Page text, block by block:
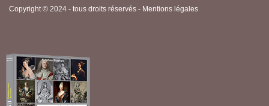
Copyright © 2024 - tous droits réservés - Mentions légales